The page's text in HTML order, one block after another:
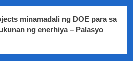
minamadali ng DOE para sa
ng enerhiya – Palasyo